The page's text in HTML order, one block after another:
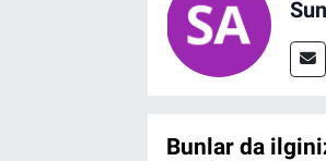
Bunlar da